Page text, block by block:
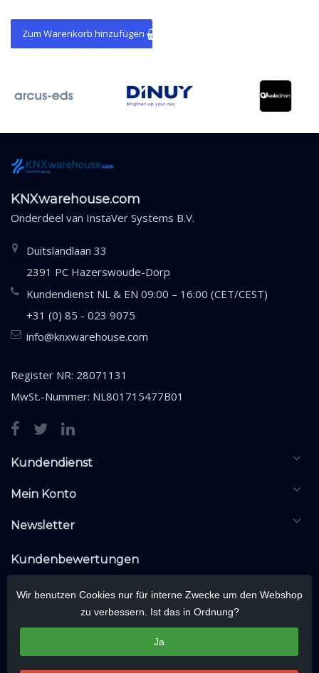
Zum Warenkorb hinzufügen
KNXwarehouse.com
Onderdeel van InstaVer Systems B.V.
Duitslandlaan 33
2391 PC Hazerswoude-Dorp
Kundendienst NL & EN 09:00 – 16:00 (CET/CEST)
+31 (0) 85 - 023 9075
info@knxwarehouse.com
Register NR: 28071131
MwSt.-Nummer: NL801715477B01
Kundendienst
Mein Konto
Newsletter
Kundenbewertungen
Wir benutzen Cookies nur für interne Zwecke um den Webshop
zu verbessern. Ist das in Ordnung?
Ja